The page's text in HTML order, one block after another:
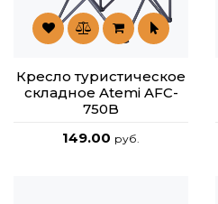
Кресло туристическое
складное Atemi AFC-
750B
149.00 руб.